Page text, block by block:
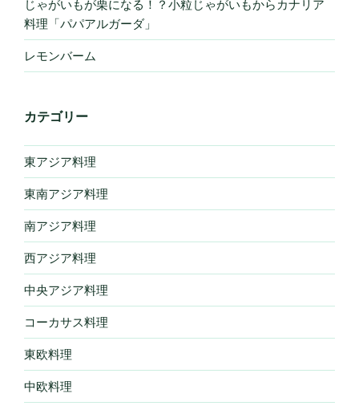
じゃがいもが栗になる！？小粒じゃがいもからカナリア
料理「パパアルガーダ」
レモンバーム
カテゴリー
東アジア料理
東南アジア料理
南アジア料理
西アジア料理
中央アジア料理
コーカサス料理
東欧料理
中欧料理